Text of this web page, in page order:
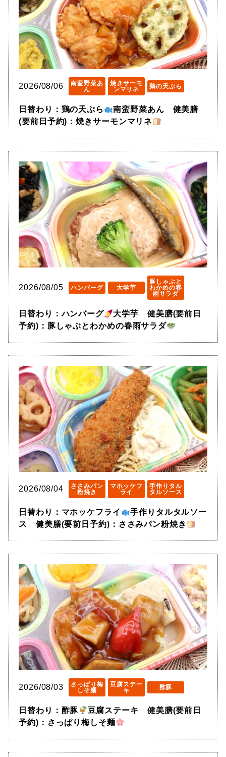
2026/08/06
南蛮野菜あ
ん
焼きサーモ
ンマリネ
鶏の天ぷら
日替わり：鶏の天ぷら
南蛮野菜あん 健美膳
(要前日予約)：焼きサーモンマリネ
2026/08/05 ハンバーグ 大学芋
豚しゃぶと
わかめの春
雨サラダ
日替わり：ハンバーグ
大学芋 健美膳(要前日
予約)：豚しゃぶとわかめの春雨サラダ
2026/08/04
ささみパン
粉焼き
マホッケフ
ライ
手作りタル
タルソース
日替わり：マホッケフライ
手作りタルタルソー
ス 健美膳(要前日予約)：ささみパン粉焼き
2026/08/03
さっぱり梅
しそ麺
豆腐ステー
キ
酢豚
日替わり：酢豚
豆腐ステーキ 健美膳(要前日
予約)：さっぱり梅しそ麺